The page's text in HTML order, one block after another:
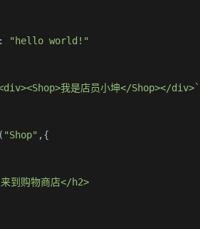
:
"hello world!"
我是店员小坤</Shop></div>`
( "Shop" ,{
到购物商店</h2>